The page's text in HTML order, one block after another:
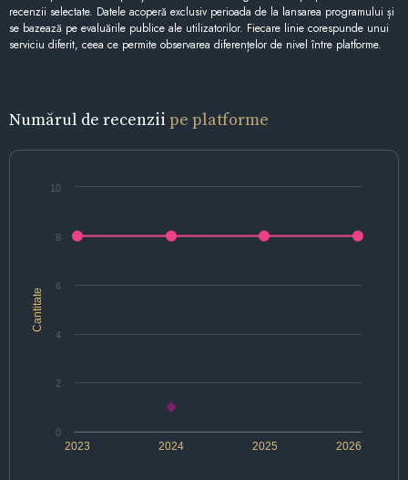
recenzii selectate. Datele acoperă exclusiv perioada de la lansarea programului și
se bazează pe evaluările publice ale utilizatorilor. Fiecare linie corespunde unui
serviciu diferit, ceea ce permite observarea diferențelor de nivel între platforme.
Numărul de recenzii pe platforme
Cantitate
2024 2026
2023 2025
0
2
4
6
8
10